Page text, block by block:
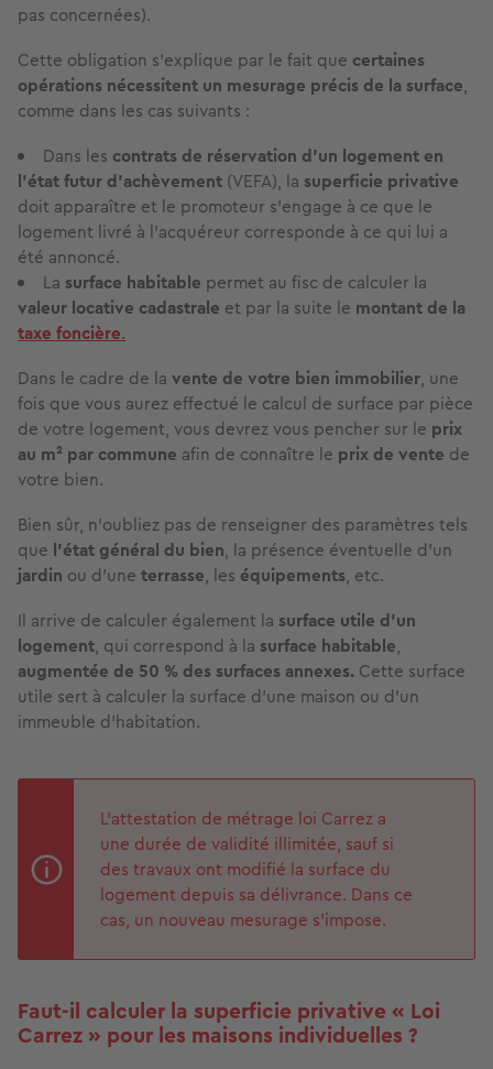
pas concernées).
Cette obligation s'explique par le fait que certaines
opérations nécessitent un mesurage précis de la surface,
comme dans les cas suivants :
Dans les contrats de réservation d'un logement en
l'état futur d'achèvement (VEFA), la superficie privative
doit apparaître et le promoteur s'engage à ce que le
logement livré à l'acquéreur corresponde à ce qui lui a
été annoncé.
La surface habitable permet au fisc de calculer la
valeur locative cadastrale et par la suite le montant de la
taxe foncière.
Dans le cadre de la vente de votre bien immobilier, une
fois que vous aurez effectué le calcul de surface par pièce
de votre logement, vous devrez vous pencher sur le prix
au m² par commune afin de connaître le prix de vente de
votre bien.
Bien sûr, n'oubliez pas de renseigner des paramètres tels
que l'état général du bien, la présence éventuelle d'un
jardin ou d'une terrasse, les équipements, etc.
Il arrive de calculer également la surface utile d'un
logement, qui correspond à la surface habitable,
augmentée de 50 % dessurfaces annexes. Cette surface
utile sert à calculer la surface d'une maison ou d'un
immeuble d'habitation.
L'attestation de métrage loi Carrez a
une durée de validité illimitée, sauf si
des travaux ont modifié la surface du
logement depuis sa délivrance. Dans ce
cas, un nouveau mesurage s'impose.
Faut-il calculer la superficie privative « Loi
Carrez » pour les maisons individuelles ?